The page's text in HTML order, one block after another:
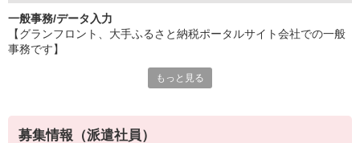
ぜひ、前向きな気持ちで飛び込んで来てください！
＼来社不要！スタッフ登録は、WEB面談でスマートに／
スマホ・タブレット・PCを使い、ご自宅など、
好きな場所での面談が可能です。
一般事務/データ入力
【グランフロント、大手ふるさと納税ポータルサイト会社での一般
事務です】
〜返礼品を扱う事業者からの依頼や問い合わせ対応〜
◆関係部署への連携
もっと見る
募集情報（派遣社員）